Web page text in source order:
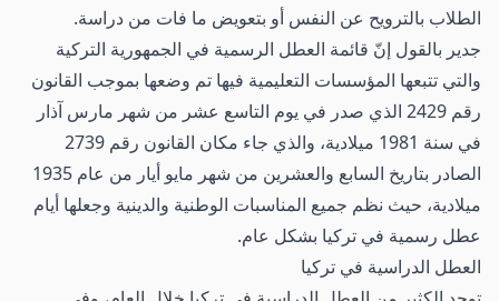
الطلاب بالترويح عن النفس أو بتعويض ما فات من دراسة.
جدير بالقول إنّ قائمة العطل الرسمية في الجمهورية التركية
والتي تتبعها المؤسسات التعليمية فيها تم وضعها بموجب القانون
رقم 2429 الذي صدر في يوم التاسع عشر من شهر مارس آذار
في سنة 1981 ميلادية، والذي جاء مكان القانون رقم 2739
الصادر بتاريخ السابع والعشرين من شهر مايو أيار من عام 1935
ميلادية، حيث نظم جميع المناسبات الوطنية والدينية وجعلها أيام
عطل رسمية في تركيا بشكل عام.
العطل الدراسية في تركيا